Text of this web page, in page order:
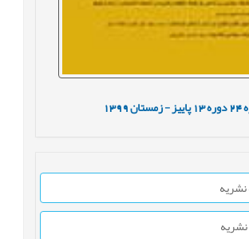
24 دوره13 پاییز - زمستان1399